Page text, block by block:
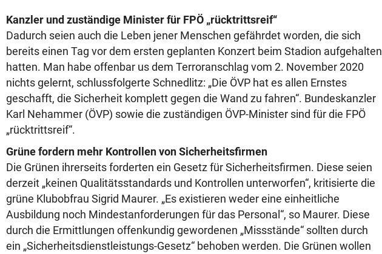
Kanzler und zuständige Minister für FPÖ „rücktrittsreif“
Dadurch seien auch die Leben jener Menschen gefährdet worden, die sich
bereits einen Tag vor dem ersten geplanten Konzert beim Stadion aufgehalten
hatten. Man habe offenbar us dem Terroranschlag vom 2. November 2020
nichts gelernt, schlussfolgerte Schnedlitz: „Die ÖVP hat es allen Ernstes
geschafft, die Sicherheit komplett gegen die Wand zu fahren“. Bundeskanzler
Karl Nehammer (ÖVP) sowie die zuständigen ÖVP-Minister sind für die FPÖ
„rücktrittsreif“.
Grüne fordern mehr Kontrollen von Sicherheitsfirmen
Die Grünen ihrerseits forderten ein Gesetz für Sicherheitsfirmen. Diese seien
derzeit „keinen Qualitätsstandards und Kontrollen unterworfen“, kritisierte die
grüne Klubobfrau Sigrid Maurer. „Es existieren weder eine einheitliche
Ausbildung noch Mindestanforderungen für das Personal“, so Maurer. Diese
durch die Ermittlungen offenkundig gewordenen „Missstände“ sollten durch
ein „Sicherheitsdienstleistungs-Gesetz“ behoben werden. Die Grünen wollen